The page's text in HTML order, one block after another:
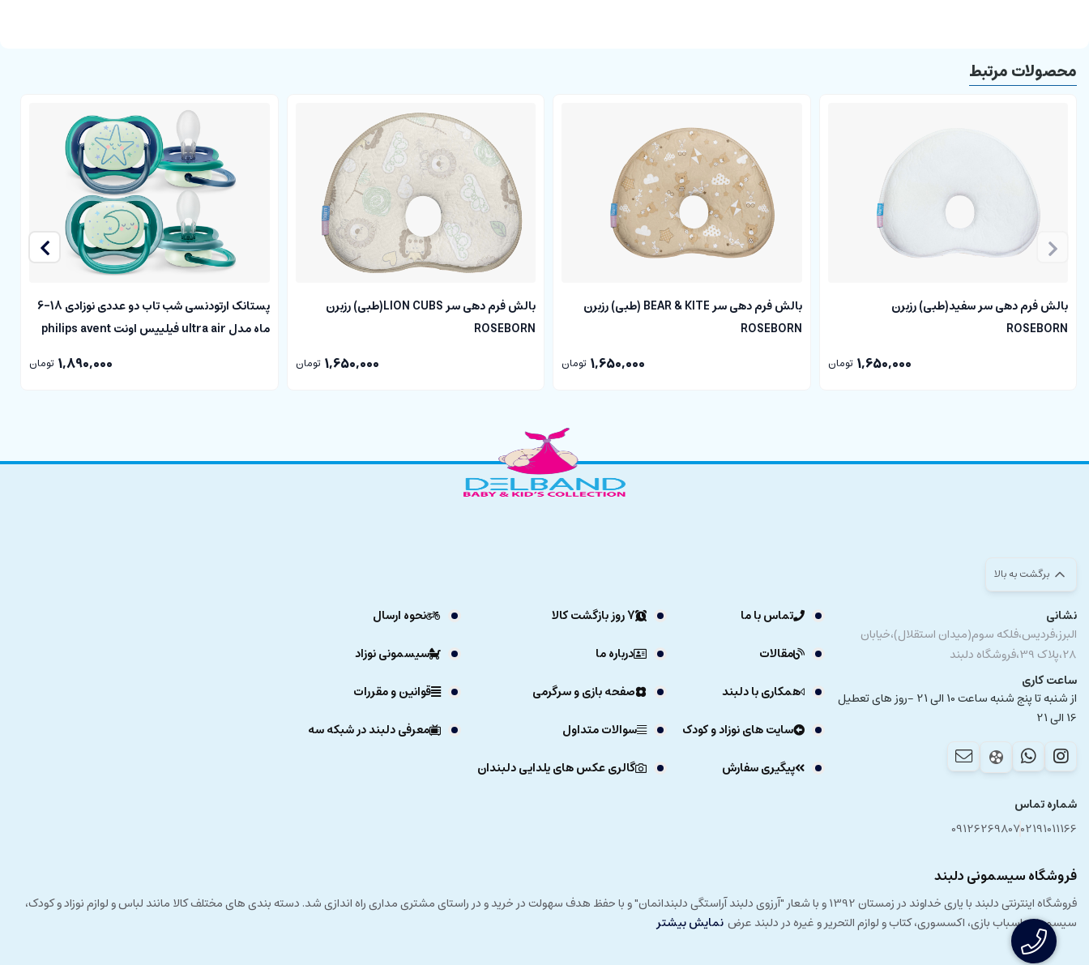
محصولات مرتبط
بالش فرم دهی سر سفید(طبی) رزبرن
ROSEBORN
1,650,000 تومان
بالش فرم دهی سر BEAR & KITE (طبی) رزبرن
ROSEBORN
1,650,000 تومان
بالش فرم دهی سر LION CUBS(طبی) رزبرن
ROSEBORN
1,650,000 تومان
پستانک ارتودنسی شب تاب دو عددی نوزادی 18-6
ماه مدل ultra air فیلیپس اونت philips avent
1,890,000 تومان
برگشت به بالا
نشانی
البرز،فردیس،فلکه سوم(میدان استقلال)،خیابان
28،پلاک 39،فروشگاه دلبند
ساعت کاری
از شنبه تا پنج شنبه ساعت 10 الی 21 -روز های تعطیل
16 الی 21
شماره تماس
02191011166
09126269807
تماس با ما 7 روز بازگشت کالا
نحوه ارسال
مقالات
درباره ما
سیسمونی نوزاد
همکاری با دلبند
صفحه بازی و سرگرمی
قوانین و مقررات
سایت های نوزاد و کودک
سوالات متداول
معرفی دلبند در شبکه سه
پیگیری سفارش
گالری عکس های یلدایی دلبندان
فروشگاه سیسمونی دلبند
فروشگاه اینترنتی دلبند با یاری خداوند در زمستان 1392 و با شعار "آرزوی دلبند آراستگی دلبندانمان" و با حفظ هدف سهولت در خرید و در راستای مشتری مداری راه اندازی شد. دسته بندی های مختلف کالا مانند لباس و لوازم نوزاد و کودک،
سیسمونی، اسباب بازی، اکسسوری، کتاب و لوازم التحریر و غیره در دلبند عرض نمایش بیشتر